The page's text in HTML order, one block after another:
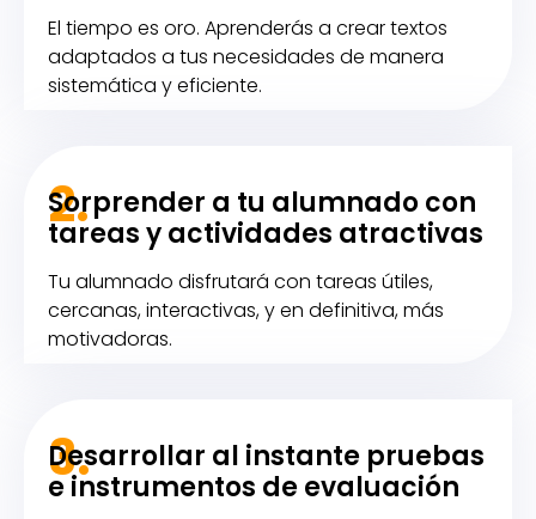
El tiempo es oro. Aprenderás a crear textos
adaptados a tus necesidades de manera
sistemática y eficiente.
2.
Sorprender a tu alumnado con
tareas y actividades atractivas
Tu alumnado disfrutará con tareas útiles,
cercanas, interactivas, y en definitiva, más
motivadoras.
3.
Desarrollar al instante pruebas
e instrumentos de evaluación